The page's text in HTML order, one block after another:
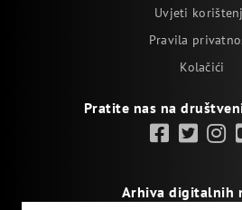
Uvjeti
Pravila
Kolačići
Pratite nas na
Arhiva digitalnih